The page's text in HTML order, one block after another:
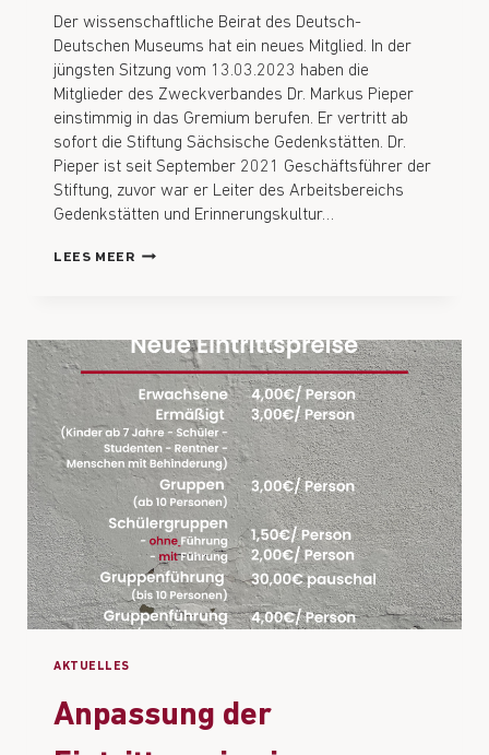
Der wissenschaftliche Beirat des Deutsch-
Deutschen Museums hat ein neues Mitglied. In der
jüngsten Sitzung vom 13.03.2023 haben die
Mitglieder des Zweckverbandes Dr. Markus Pieper
einstimmig in das Gremium berufen. Er vertritt ab
sofort die Stiftung Sächsische Gedenkstätten. Dr.
Pieper ist seit September 2021 Geschäftsführer der
Stiftung, zuvor war er Leiter des Arbeitsbereichs
Gedenkstätten und Erinnerungskultur…
LEES MEER
AKTUELLES
Anpassung der